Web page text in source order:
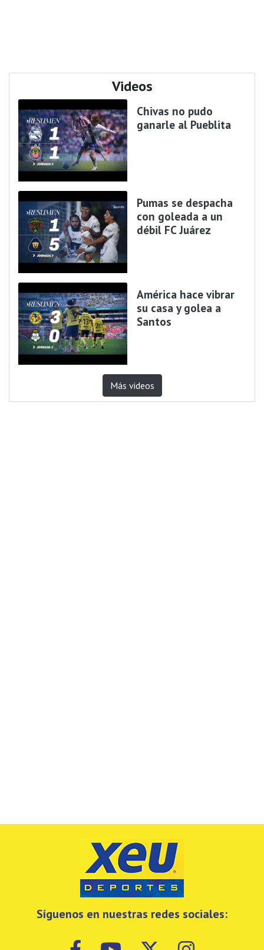
Videos
Chivas no pudo
ganarle al Pueblita
Pumas se despacha
con goleada a un
débil FC Juárez
América hace vibrar
su casa y golea a
Santos
Más videos
Síguenos en nuestras redes sociales: